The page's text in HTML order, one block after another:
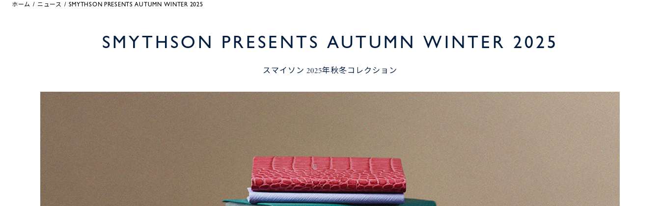
ホーム ニュース SMYTHSON PRESENTS AUTUMN WINTER 2025
SMYTHSON PRESENTS AUTUMN WINTER 2025
スマイソン 2025年秋冬コレクション